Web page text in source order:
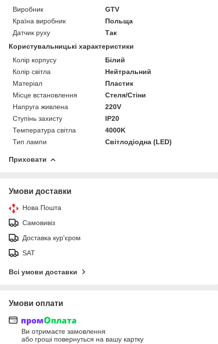
Виробник
GTV
Країна виробник
Польща
Датчик руху
Так
Користувальницькі характеристики
Колір корпусу
Білий
Колір світла
Нейтральний
Матеріал
Пластик
Місце встановлення
Стеля/Стіни
Напруга живлена
220V
Ступінь захисту
IP20
Температура світла
4000K
Тип лампи
Світлодіодна (LED)
Приховати
Умови доставки
Нова Пошта
Самовивіз
Доставка кур'єром
SAT
Всі умови доставки
Умови оплати
Ви отримаєте замовлення
або гроші повернуться на вашу картку